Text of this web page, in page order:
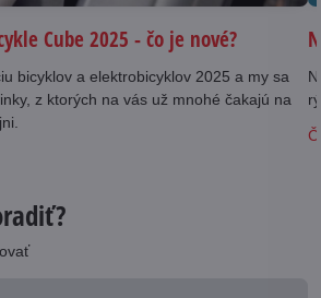
Cube 2025 - čo je nové?
bicyklov a elektrobicyklov 2025 a my sa
ktorých na vás už mnohé čakajú na